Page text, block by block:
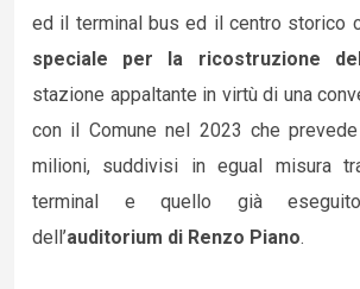
ed il terminal bus ed il centro storico
speciale per la ricostruzione
stazione appaltante in virtù di una
con il Comune nel 2023 che
milioni, suddivisi in egual misura
terminal e quello già
dell’auditorium di Renzo Piano.